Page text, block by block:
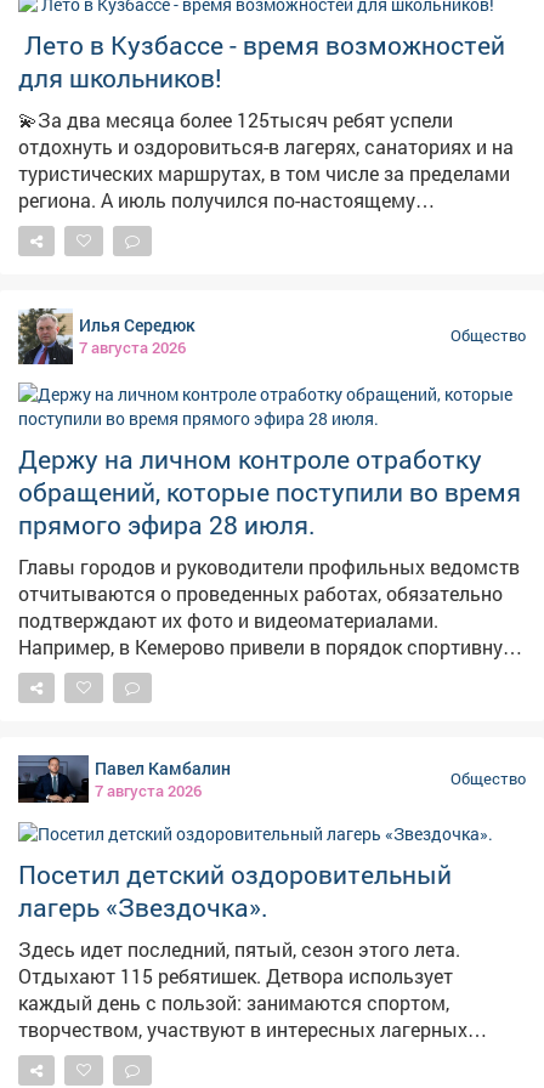
Камбалин . Состоялась церемония награждения - 13
человек получили заслуженные награды за
добросовестный труд. Тёплую атмосферу вечера
создали творческие коллективы ДК «Распадский»:
«Звонкий каблучок», «Ералаш», солисты Александр
Кожевников, Ольга Хонкина, Никита Федерягин, а
финальной точкой стало выступление Михаила и
Марии Чакилевых, Алены Еськовой и Татьяны
Мажитовой. Спасибо строителям за то, что делаете
наш город удобным, красивым и устремлённым в
#СпасибоСтроителям
️ Лето в Кузбассе - время возможностей
для школьников!
💫За два месяца более 125тысяч ребят успели
отдохнуть и оздоровиться-в лагерях, санаториях и на
туристических маршрутах, в том числе за пределами
региона. А июль получился по-настоящему
насыщенным: прошло свыше 600профильных смен-
волонтёрских, научных, профориентационных и
детского отдыха: уже в следующем году начнётся
строительство двух новых корпусов в центре
«Авангард». 👉Подробности-в нашем материале!
Илья Середюк
7 августа 2026
Общество
Держу на личном контроле отработку
обращений, которые поступили во время
прямого эфира 28 июля.
Главы городов и руководители профильных ведомств
отчитываются о проведенных работах, обязательно
подтверждают их фото и видеоматериалами.
Например, в Кемерово привели в порядок спортивную
площадку на Притомской набережной. Обновили
лавочки, заменили сетки на кольцах и воротах,
Возьму мяч и с сыном дойду до площадки. Проверим
лично. По обращению жителя села Глубокое начали
установку комплекса фотовидеофиксации на трассе
Новосибирск - Ленинск-Кузнецкий - Кемерово - Юрга.
Некоторые водители там нарушают, люди боятся за
детей. Специалисты уже готовят фундамент под
опорную конструкцию. В Березовском ликвидировали
несанкционированную свалку в районе Мариинского
поворота. Вывезли 40 тонн мусора, очистили участок
и привели его в порядок. Спасибо за ваши
комментарии. Они очень помогают нам делать
Кузбасс лучше.
Павел Камбалин
7 августа 2026
Общество
Посетил детский оздоровительный
лагерь «Звездочка».
Здесь идет последний, пятый, сезон этого лета.
Отдыхают 115 ребятишек. Детвора использует
каждый день с пользой: занимаются спортом,
творчеством, участвуют в интересных лагерных
мероприятиях. Отметил шикарную природу и
развитую инфраструктуру на территории. Есть места